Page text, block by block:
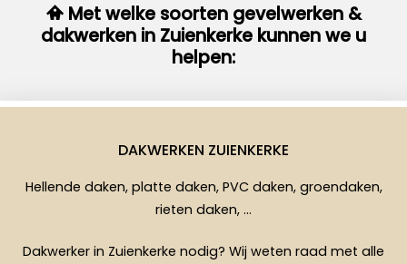
Met welke soorten gevelwerken &
dakwerken in Zuienkerke kunnen we u
helpen:
DAKWERKEN ZUIENKERKE
Hellende daken, platte daken, PVC daken, groendaken,
rieten daken, …
Dakwerker in Zuienkerke nodig? Wij weten raad met alle